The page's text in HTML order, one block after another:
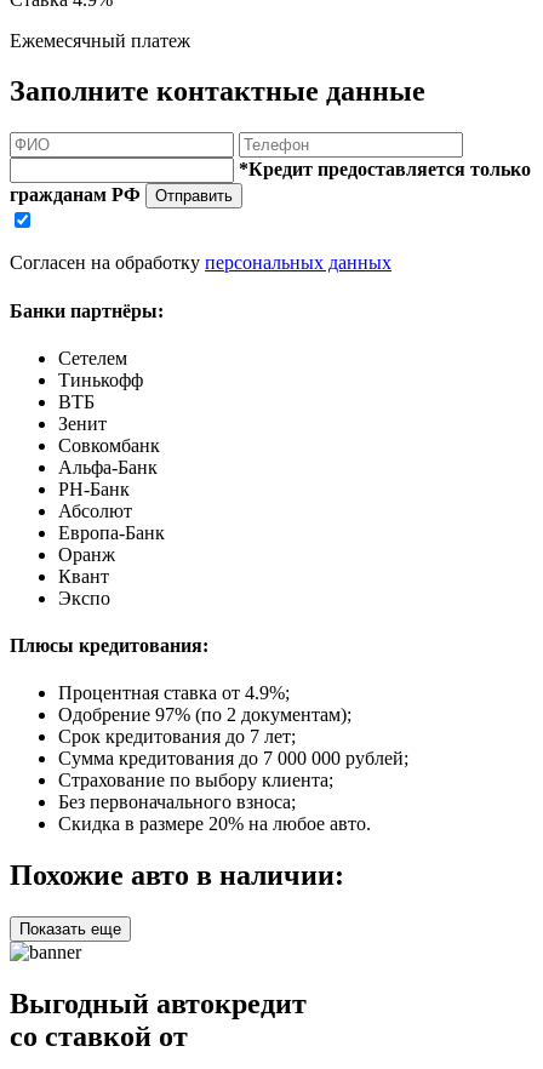
Ежемесячный платеж
Заполните контактные данные
*Кредит предоставляется только
гражданам РФ
Отправить
Согласен на обработку персональных данных
Банки партнёры:
Сетелем
Тинькофф
ВТБ
Зенит
Совкомбанк
Альфа-Банк
РН-Банк
Абсолют
Европа-Банк
Оранж
Квант
Экспо
Плюсы кредитования:
Процентная ставка от 4.9%;
Одобрение 97% (по 2 документам);
Срок кредитования до 7 лет;
Сумма кредитования до 7 000 000 рублей;
Страхование по выбору клиента;
Без первоначального взноса;
Скидка в размере 20% на любое авто.
Похожие авто в наличии:
Показать еще
Выгодный автокредит
со ставкой от